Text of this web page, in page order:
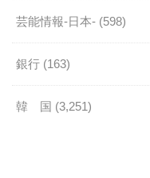
芸能情報-日本- (598)
銀行 (163)
韓 国 (3,251)